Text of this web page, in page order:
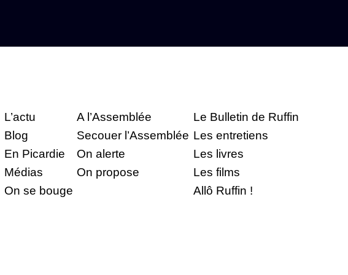
L’actu
Blog
En Picardie
Médias
On se bouge
A l’Assemblée
Secouer l’Assemblée
On alerte
On propose
Le Bulletin de Ruffin
Les entretiens
Les livres
Les films
Allô Ruffin !